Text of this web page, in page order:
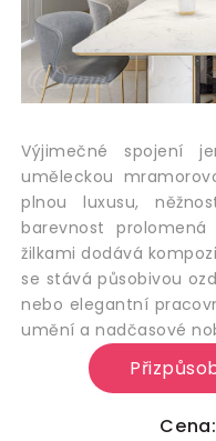
Výjimečné spojení
uměleckou
plnou luxusu,
barevnost
žilkami dodává
se stává působivou
nebo elegantní
umění a nadčasové
Cena: